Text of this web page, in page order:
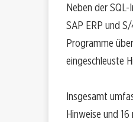
Neben der
SAP ERP und
Programme
eingeschleuste
Insgesamt
Hinweise und